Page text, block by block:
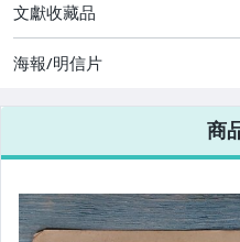
★中國近代書畫未拆封書畫文
文獻收藏品
海報/明信片
商